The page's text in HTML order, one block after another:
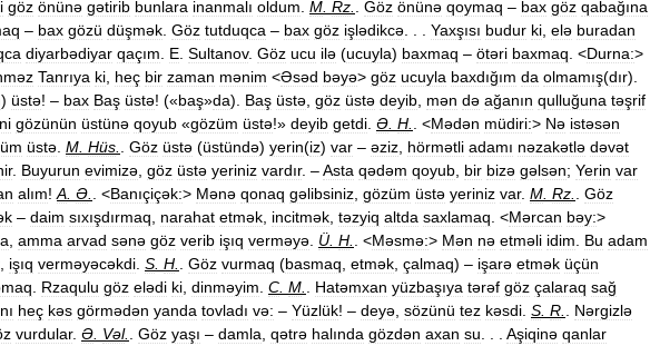
göz önünə gətirib bunlara inanmalı oldum M Rz Göz önünə qoymaq – bax göz qabağına
– bax gözü düşmək Göz tutduqca – bax göz işlədikcə Yaxşısı budur ki elə buradan
diyarbədiyar qaçım E Sultanov. Göz ucu ilə (ucuyla) baxmaq – ötəri baxmaq . <Durna:>
Tanrıya ki heç bir zaman mənim <Əsəd bəyə> göz ucuyla baxdığım da olmamış(dır).
) üstə! – bax Baş üstə! («baş»da). Baş üstə göz üstə deyib mən də ağanın qulluğuna təşrif
gözünün üstünə qoyub «gözüm üstə!» deyib getdi Ə H . <Mədən müdiri:> Nə istəsən
üstə M Hüs Göz üstə (üstündə) yerin(iz) var – əziz hörmətli adamı nəzakətlə dəvət
. Buyurun evimizə göz üstə yeriniz vardır. –Asta qədəm qoyub bir bizə gəlsən; Yerin var
alım! A Ə . <Banıçiçək:> Mənə qonaq gəlibsiniz gözüm üstə yeriniz var. M Rz
Göz
– daim sıxışdırmaq narahat etmək incitmək təzyiq altda saxlamaq . <Mərcan bəy:>
amma arvad sənə göz verib işıq verməyə Ü H . <Məsmə:> Mən nə etməli idim Bu adam
işıq verməyəcəkdi S H Göz vurmaq (basmaq etmək çalmaq) – işarə etmək üçün
Rzaqulu göz elədi ki dinməyim C M Hatəmxan yüzbaşıya tərəf göz çalaraq sağ
heç kəs görmədən yanda tovladı və: – Yüzlük! – deyə sözünü tez kəsdi S R
Nərgizlə
vurdular. Ə Vəl. Göz yaşı – damla qətrə halında gözdən axan su Aşiqinə qanlar